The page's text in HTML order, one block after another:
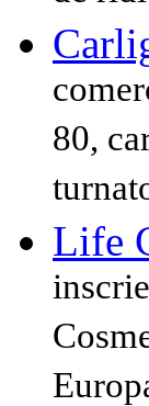
80,
Life